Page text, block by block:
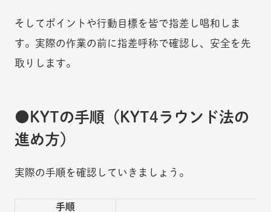
そしてポイントや行動目標を皆で指差し唱和しま
す。実際の作業の前に指差呼称で確認し、安全を先
取りします。
KYTの手順（KYT4ラウンド法の
進め方）
実際の手順を確認していきましょう。
手順